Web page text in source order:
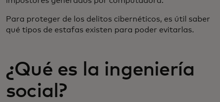
Para proteger de los delitos cibernéticos, es útil saber
qué tipos de estafas existen para poder evitarlas.
¿Qué es la ingeniería
social?